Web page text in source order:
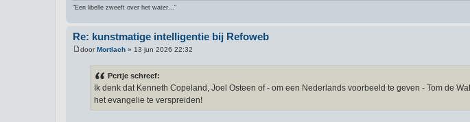
"Een libelle zweeft over het water..."
Re: kunstmatige intelligentie bij Refoweb
doorMortlach » 13 jun 2026 22:32
Pcrtje schreef:
Ik denk dat Kenneth Copeland, Joel Osteen of - om een Nederlands voorbeeld te geven - Tom de
het evangelie te verspreiden!